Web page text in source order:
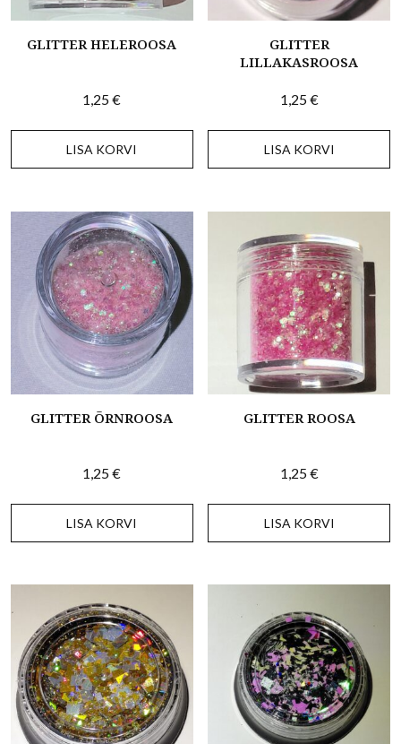
GLITTER HELEROOSA
1,25€
LISA KORVI
GLITTER
LILLAKASROOSA
1,25€
LISA KORVI
GLITTER ÕRNROOSA
1,25€
LISA KORVI
GLITTER ROOSA
1,25€
LISA KORVI